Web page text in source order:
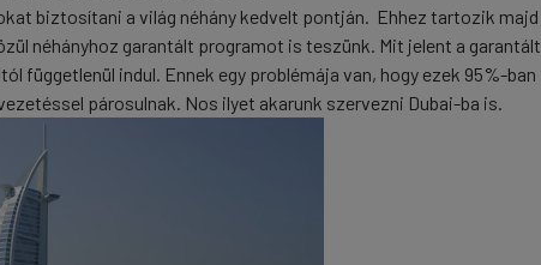
biztosítani a világ néhány kedvelt pontján. Ehhez tartozik majd
néhányhoz garantált programot is teszünk. Mit jelent a garantált
függetlenül indul. Ennek egy problémája van, hogy ezek 95%-ban
párosulnak. Nos ilyet akarunk szervezni Dubai-ba is.